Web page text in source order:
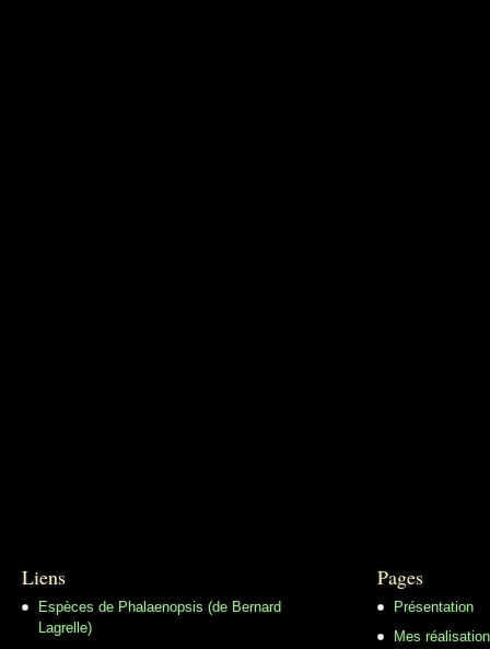
Liens
Espèces de Phalaenopsis (de Bernard
Lagrelle)
Pages
Présentation
Mes